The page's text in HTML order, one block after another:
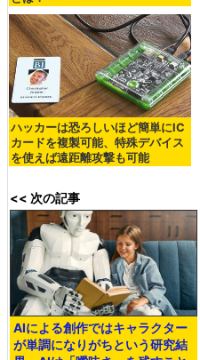
ハッカーは恐ろしいほど簡単にIC
カードを複製可能、特殊デバイス
を使えば遠距離攻撃も可能
<< 次の記事
AIによる創作ではキャラクター
が単調になりがちという研究結